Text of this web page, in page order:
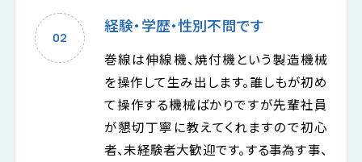
経験・学歴・性別不問です
巻線は伸線機、焼付機という製造機械
を操作して生み出します。誰しもが初め
て操作する機械ばかりですが先輩社員
が懇切丁寧に教えてくれますので初心
者、未経験者大歓迎です。する事為す事、